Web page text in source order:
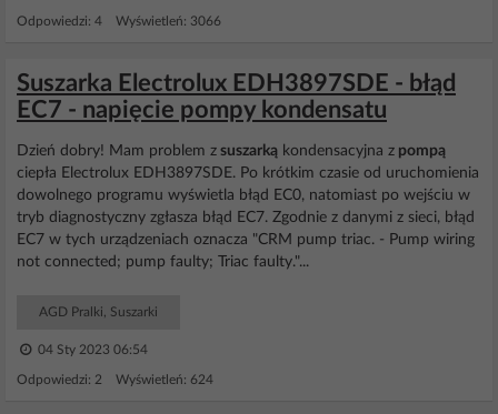
Odpowiedzi: 4 Wyświetleń: 3066
Suszarka Electrolux EDH3897SDE - błąd
EC7 - napięcie pompy kondensatu
Dzień dobry! Mam problem z suszarką kondensacyjna z pompą
ciepła Electrolux EDH3897SDE. Po krótkim czasie od uruchomienia
dowolnego programu wyświetla błąd EC0, natomiast po wejściu w
tryb diagnostyczny zgłasza błąd EC7. Zgodnie z danymi z sieci, błąd
EC7 w tych urządzeniach oznacza "CRM pump triac. - Pump wiring
not connected; pump faulty; Triac faulty."...
AGD Pralki, Suszarki
04 Sty 2023 06:54
Odpowiedzi: 2 Wyświetleń: 624